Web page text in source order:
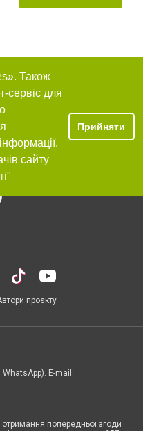
Також
сервіс для
сайту
Прийняти
проєкту
E-mail:
попередньої згоди